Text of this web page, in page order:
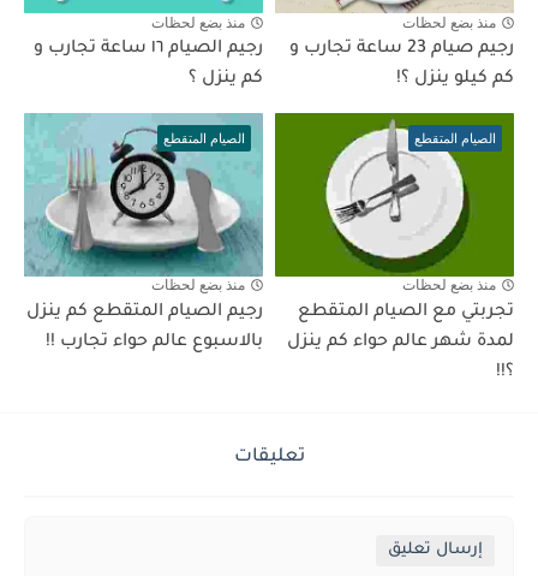
منذ بضع لحظات
رجيم صيام 23 ساعة تجارب و
كم كيلو ينزل ؟!
منذ بضع لحظات
رجيم الصيام ١٦ ساعة تجارب و
كم ينزل ؟
الصيام المتقطع
منذ بضع لحظات
تجربتي مع الصيام المتقطع
لمدة شهر عالم حواء كم ينزل
؟!!
الصيام المتقطع
منذ بضع لحظات
رجيم الصيام المتقطع كم ينزل
بالاسبوع عالم حواء تجارب !!
تعليقات
إرسال تعليق